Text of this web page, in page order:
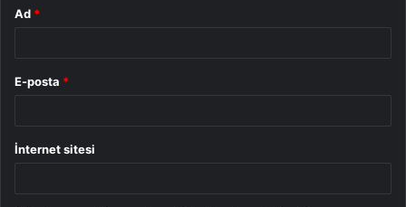
Ad *
E-posta *
İnternet sitesi